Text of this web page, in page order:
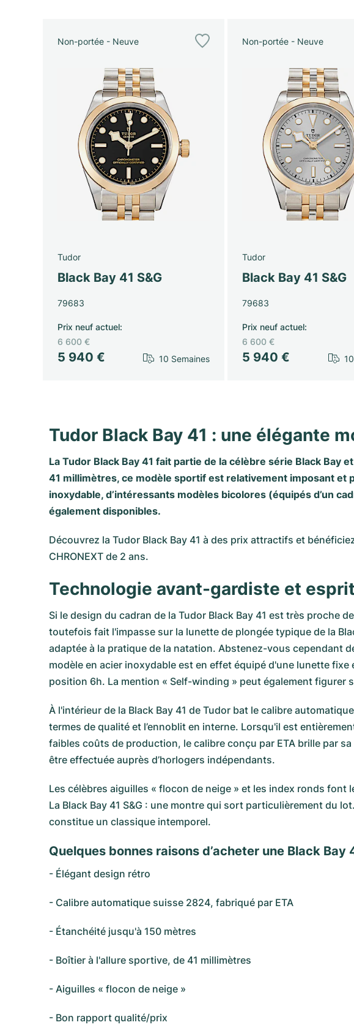
Non-portée - Neuve
Tudor
Black Bay 41 S&G
79683
5 940 €
Prix neuf actuel:
6 600 €
10 Semaines
Non-portée - Neuve
Tudor
Black Bay 41 S&G
79683
5 940 €
Prix neuf actuel:
6 600 €
Tudor Black Bay 41 : une élégante
La Tudor Black Bay 41 fait partie de la célèbre série Black Bay
41 millimètres, ce modèle sportif est relativement imposant et
inoxydable, d’intéressants modèles bicolores (équipés d’un
également disponibles.
Découvrez la Tudor Black Bay 41 à des prix attractifs et
CHRONEXT de 2 ans.
Technologie avant-gardiste et
Si le design du cadran de la Tudor Black Bay 41 est très proche
toutefois fait l'impasse sur la lunette de plongée typique de la
adaptée à la pratique de la natation. Abstenez-vous cependant
modèle en acier inoxydable est en effet équipé d'une lunette
position 6h. La mention « Self-winding » peut également figurer
À l'intérieur de la Black Bay 41 de Tudor bat le calibre
termes de qualité et l’ennoblit en interne. Lorsqu'il est
faibles coûts de production, le calibre conçu par ETA brille par
être effectuée auprès d’horlogers indépendants.
Les célèbres aiguilles « flocon de neige » et les index ronds
La Black Bay 41 S&G : une montre qui sort particulièrement du
constitue un classique intemporel.
Quelques bonnes raisons d’acheter une Black Bay
- Élégant design rétro
- Calibre automatique suisse 2824, fabriqué par ETA
- Étanchéité jusqu'à 150 mètres
- Boîtier à l'allure sportive, de 41 millimètres
- Aiguilles « flocon de neige »
- Bon rapport qualité/prix